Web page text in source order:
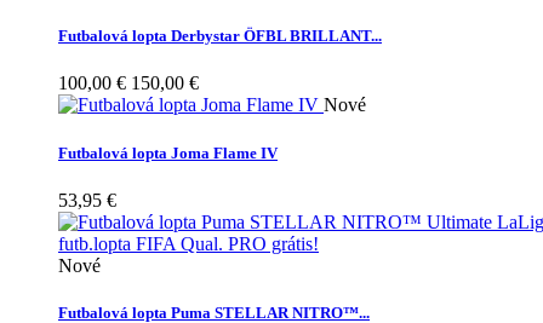
Futbalová lopta Derbystar ÖFBL BRILLANT...
100,00 € 150,00 €
Nové
Futbalová lopta Joma Flame IV
53,95 €
Nové
Futbalová lopta Puma STELLAR NITRO™...